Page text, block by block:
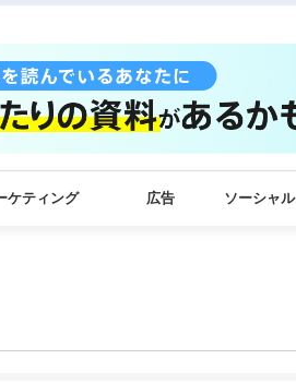
ケティング 広告 ソーシャル